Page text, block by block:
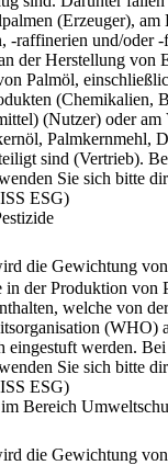
(Erzeuger), am
-raffinerien und/oder
der Herstellung von
Palmöl,
(Chemikalien,
(Nutzer) oder am
Palmkernmehl,
sind (Vertrieb).
Sie sich bitte
ESG)
die Gewichtung
in der Produktion von
welche von der
(WHO)
eingestuft werden.
Sie sich bitte
ESG)
Bereich
die Gewichtung